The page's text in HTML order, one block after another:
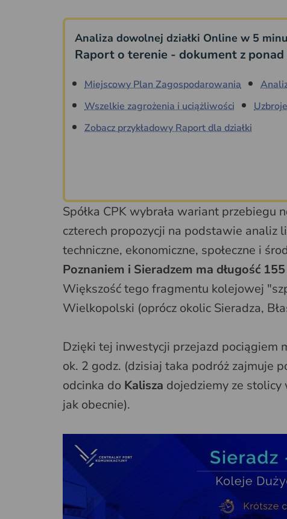
Analiza dowolnej działki Online w 5
Raport o terenie - dokument z
Miejscowy Plan Zagospodarowania
Wszelkie zagrożenia i uciążliwości
Zobacz przykładowy Raport dla działki
Spółka CPK wybrała wariant przebiegu
czterech propozycji na podstawie analiz
techniczne, ekonomiczne, społeczne i
Poznaniem i Sieradzem ma długość
Większość tego fragmentu kolejowej
Wielkopolski (oprócz okolic Sieradza,
Dzięki tej inwestycji przejazd pociągiem
ok. 2 godz. (dzisiaj taka podróż zajmuje
odcinka do Kalisza dojedziemy ze stolicy
jak obecnie).